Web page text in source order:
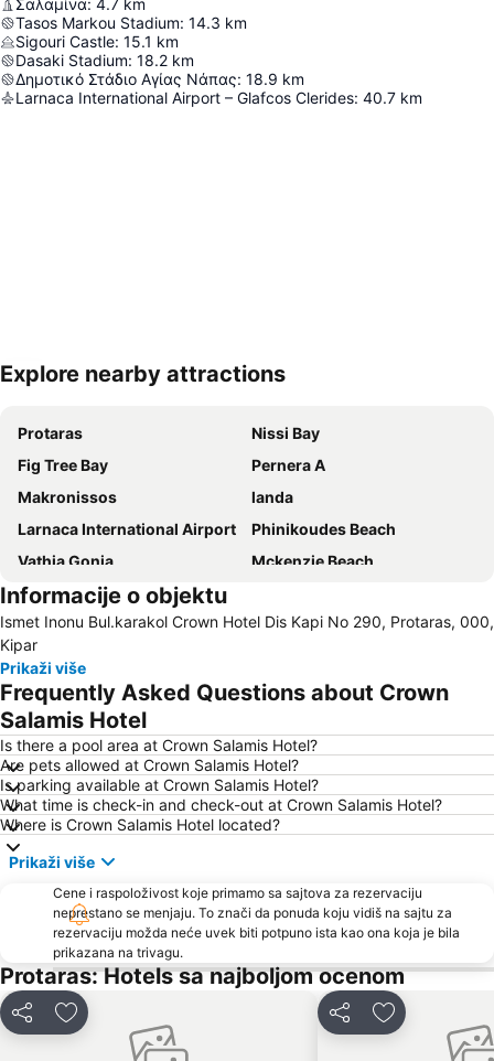
Σαλαμίνα: 4.7 km
Tasos Markou Stadium: 14.3 km
Sigouri Castle: 15.1 km
Dasaki Stadium: 18.2 km
Δημοτικό Στάδιο Αγίας Νάπας: 18.9 km
Larnaca International Airport – Glafcos Clerides: 40.7 km
Explore nearby attractions
Protaras
Nissi Bay
Fig Tree Bay
Pernera A
Makronissos
landa
Larnaca International Airport
Phinikoudes Beach
Vathia Gonia
Mckenzie Beach
Larnaca Marina
Nissi Bay
Pantachou
Katsarka
Konnos Bay
Kaparis
Agia Thekla
Alaminos
Informacije o objektu
Ismet Inonu Bul.karakol Crown Hotel Dis Kapi No 290, Protaras, 000,
Kipar
Prikaži više
Frequently Asked Questions about Crown
Salamis Hotel
Is there a pool area at Crown Salamis Hotel?
Are pets allowed at Crown Salamis Hotel?
Is parking available at Crown Salamis Hotel?
What time is check-in and check-out at Crown Salamis Hotel?
Where is Crown Salamis Hotel located?
Prikaži više
Cene i raspoloživost koje primamo sa sajtova za rezervaciju
neprestano se menjaju. To znači da ponuda koju vidiš na sajtu za
rezervaciju možda neće uvek biti potpuno ista kao ona koja je bila
prikazana na trivagu.
Protaras: Hotels sa najboljom ocenom
Deli Dodati u favorite Deli Dodati u